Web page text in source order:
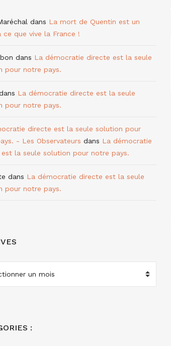
dans La mort de Quentin est un
ce que vive la France !
dans La démocratie directe est la seule
pour notre pays.
La démocratie directe est la seule
pour notre pays.
directe est la seule solution pour
- Les Observateurs dans La démocratie
la seule solution pour notre pays.
dans La démocratie directe est la seule
pour notre pays.
: